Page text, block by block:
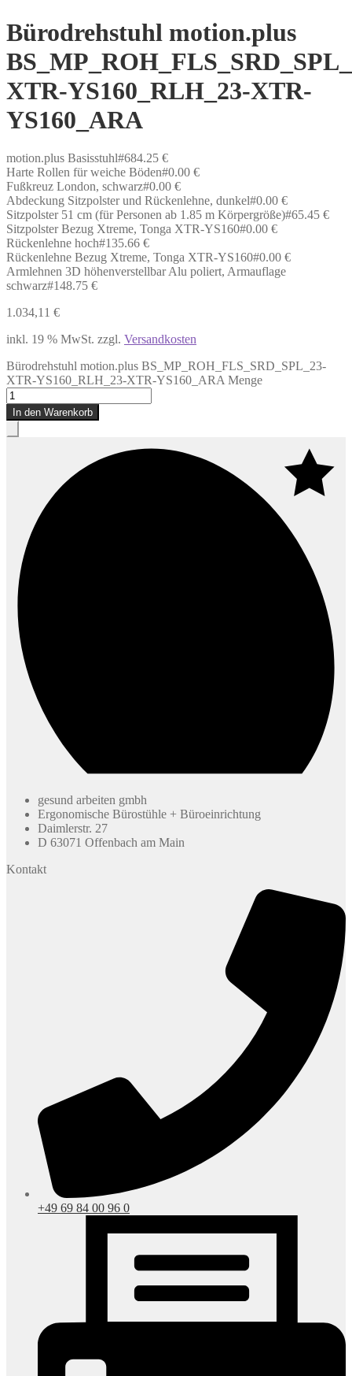
Bürodrehstuhl motion.plus
XTR-YS160_RLH_23-XTR-
YS160_ARA
motion.plus Basisstuhl#684.25 €
Harte Rollen für weiche Böden#0.00 €
Fußkreuz London, schwarz#0.00 €
Abdeckung Sitzpolster und Rückenlehne, dunkel#0.00 €
Sitzpolster 51 cm (für Personen ab 1.85 m Körpergröße)#65.45 €
Sitzpolster Bezug Xtreme, Tonga XTR-YS160#0.00 €
Rückenlehne hoch#135.66 €
Rückenlehne Bezug Xtreme, Tonga XTR-YS160#0.00 €
Armlehnen 3D höhenverstellbar Alu poliert, Armauflage
schwarz#148.75 €
1.034,11 €
inkl. 19 % MwSt. zzgl. Versandkosten
Bürodrehstuhl motion.plus BS_MP_ROH_FLS_SRD_SPL_23-
XTR-YS160_RLH_23-XTR-YS160_ARA Menge
In den Warenkorb
gesund arbeiten gmbh
Ergonomische Bürostühle + Büroeinrichtung
Daimlerstr. 27
D 63071 Offenbach am Main
Kontakt
+49 69 84 00 96 0